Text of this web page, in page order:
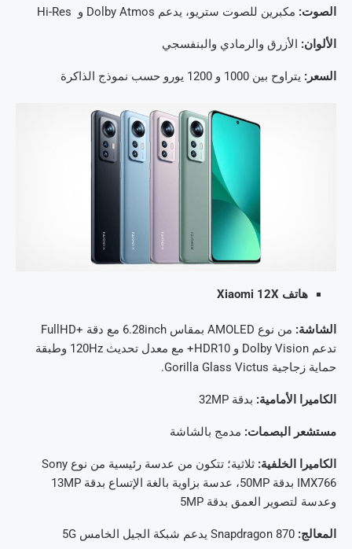
الصوت: مكبرين للصوت ستريو، يدعم Dolby Atmos و Hi-Res
الألوان: الأزرق والرمادي والبنفسجي
السعر: يتراوح بين 1000 و 1200 يورو حسب نموذج الذاكرة
هاتف Xiaomi 12X
الشاشة:
من نوع AMOLED بمقاس 6.28inch مع دقة +FullHD
تدعم Dolby Vision و HDR10+ مع معدل تحديث 120Hz وطبقة
حماية زجاجية Gorilla Glass Victus.
الكاميرا الأمامية: بدقة 32MP
مستشعر البصمات: مدمج بالشاشة
الكاميرا الخلفية:
ثلاثية؛ تتكون من عدسة رئيسية من نوع Sony
IMX766 بدقة 50MP، عدسة بزاوية بالغة الإتساع بدقة 13MP
وعدسة لتصوير العمق بدقة 5MP
المعالج: